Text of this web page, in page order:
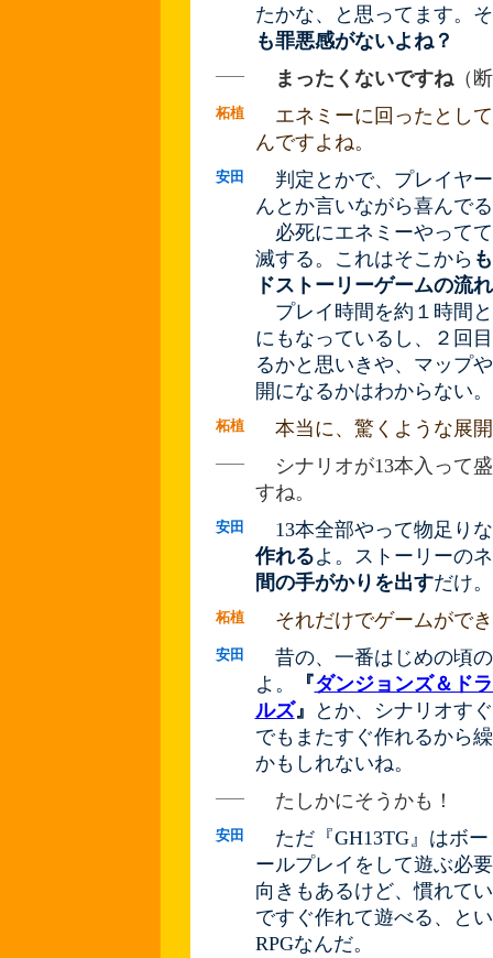
たかな、と思ってます。
も罪悪感がないよね？
―― まったくないですね（
柘植
エネミーに回ったとし
んですよね。
安田
判定とかで、プレイヤ
んとか言いながら喜んで
必死にエネミーやって
滅する。これはそこから
ドストーリーゲームの流
プレイ時間を約１時間
にもなっているし、２回
るかと思いきや、マップ
開になるかはわからない。
柘植 本当に、驚くような展
――
シナリオが13本入って
すね。
安田
13本全部やって物足り
作れるよ。ストーリーの
間の手がかりを出すだけ。
柘植 それだけでゲームがで
安田
昔の、一番はじめの頃
よ。
『ダンジョンズ＆ド
ルズ』
とか、シナリオす
でもまたすぐ作れるから
かもしれないね。
―― たしかにそうかも！
安田
ただ『GH13TG』はボー
ールプレイをして遊ぶ必
向きもあるけど、慣れて
ですぐ作れて遊べる、と
RPGなんだ。